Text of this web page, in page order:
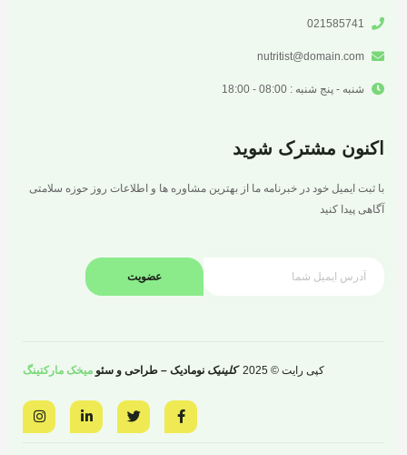
021585741
nutritist@domain.com
شنبه - پنج شنبه : 08:00 - 18:00
اکنون مشترک شوید
با ثبت ایمیل خود در خبرنامه ما از بهترین مشاوره ها و اطلاعات روز حوزه سلامتی
آگاهی پیدا کنید
عضویت
کپی رایت © 2025 کلینیک نومادیک – طراحی و سئو میخک مارکتینگ
F
a
c
w
i
L
i
n
I
n
s